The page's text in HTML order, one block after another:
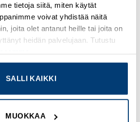
tietoja siitä, miten käytät
voivat yhdistää näitä
joita olet antanut heille tai joita on
heidän palvelujaan. Tutustu
SALLI KAIKKI
MUOKKAA